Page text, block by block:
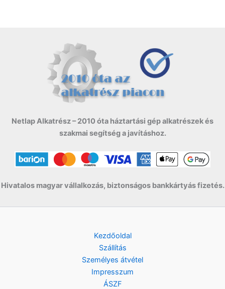
Netlap Alkatrész – 2010 óta háztartási gép alkatrészek és
szakmai segítség a javításhoz.
Hivatalos magyar vállalkozás, biztonságos bankkártyás fizetés.
Kezdőoldal
Szállítás
Személyes átvétel
Impresszum
ÁSZF